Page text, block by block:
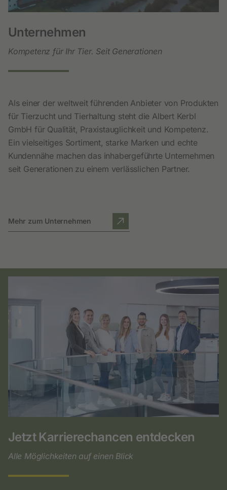
Unternehmen
Kompetenz für Ihr Tier. Seit Generationen
Als einer der weltweit führenden Anbieter von Produkten
für Tierzucht und Tierhaltung steht die Albert Kerbl
GmbH für Qualität, Praxistauglichkeit und Kompetenz.
Ein vielseitiges Sortiment, starke Marken und echte
Kundennähe machen das inhabergeführte Unternehmen
seit Generationen zu einem verlässlichen Partner.
Mehr zum Unternehmen
Jetzt Karrierechancen entdecken
Alle Möglichkeiten auf einen Blick